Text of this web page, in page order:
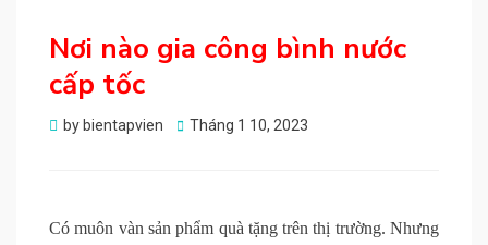
Nơi nào gia công bình nước
cấp tốc
by bientapvien
Posted
Tháng 1 10, 2023
Có muôn vàn sản phẩm quà tặng trên thị trường. Nhưng